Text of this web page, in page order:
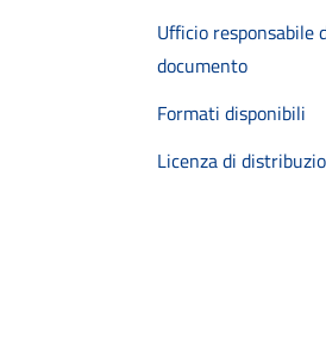
Ufficio responsabile
documento
Formati disponibili
Licenza di